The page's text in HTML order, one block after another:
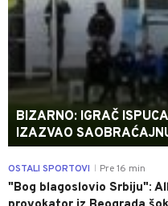
BIZARNO: IGRAČ
IZAZVAO
OSTALI SPORTOVI Pre 16 min
"Bog blagoslovio Srbiju":